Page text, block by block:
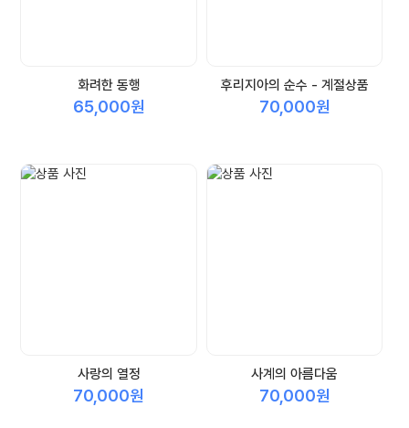
화려한 동행
65,000원
후리지아의 순수 - 계절상품
70,000원
사랑의 열정
70,000원
사계의 아름다움
70,000원